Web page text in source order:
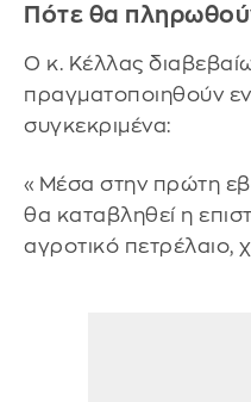
Πότε θα
Ο κ. Κέλλας
πραγματοποιηθούν
συγκεκριμένα:
«Μέσα στην πρώτη
θα καταβληθεί η
αγροτικό πετρέλαιο,